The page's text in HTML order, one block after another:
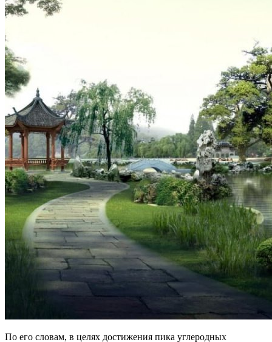
По его словам, в целях достижения пика углеродных